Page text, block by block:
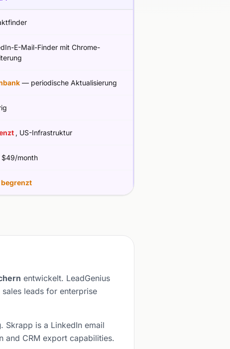
E-Mail-Finder mit Chrome-
— periodische Aktualisierung
, US-Infrastruktur
$49/month
entwickelt. LeadGenius
leads for enterprise
. Skrapp is a LinkedIn email
CRM export capabilities.